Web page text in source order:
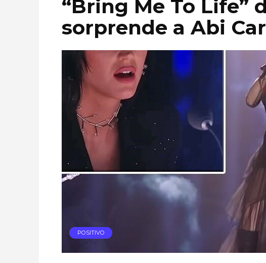
“Bring Me To Life”
sorprende a Abi
POSITIVO